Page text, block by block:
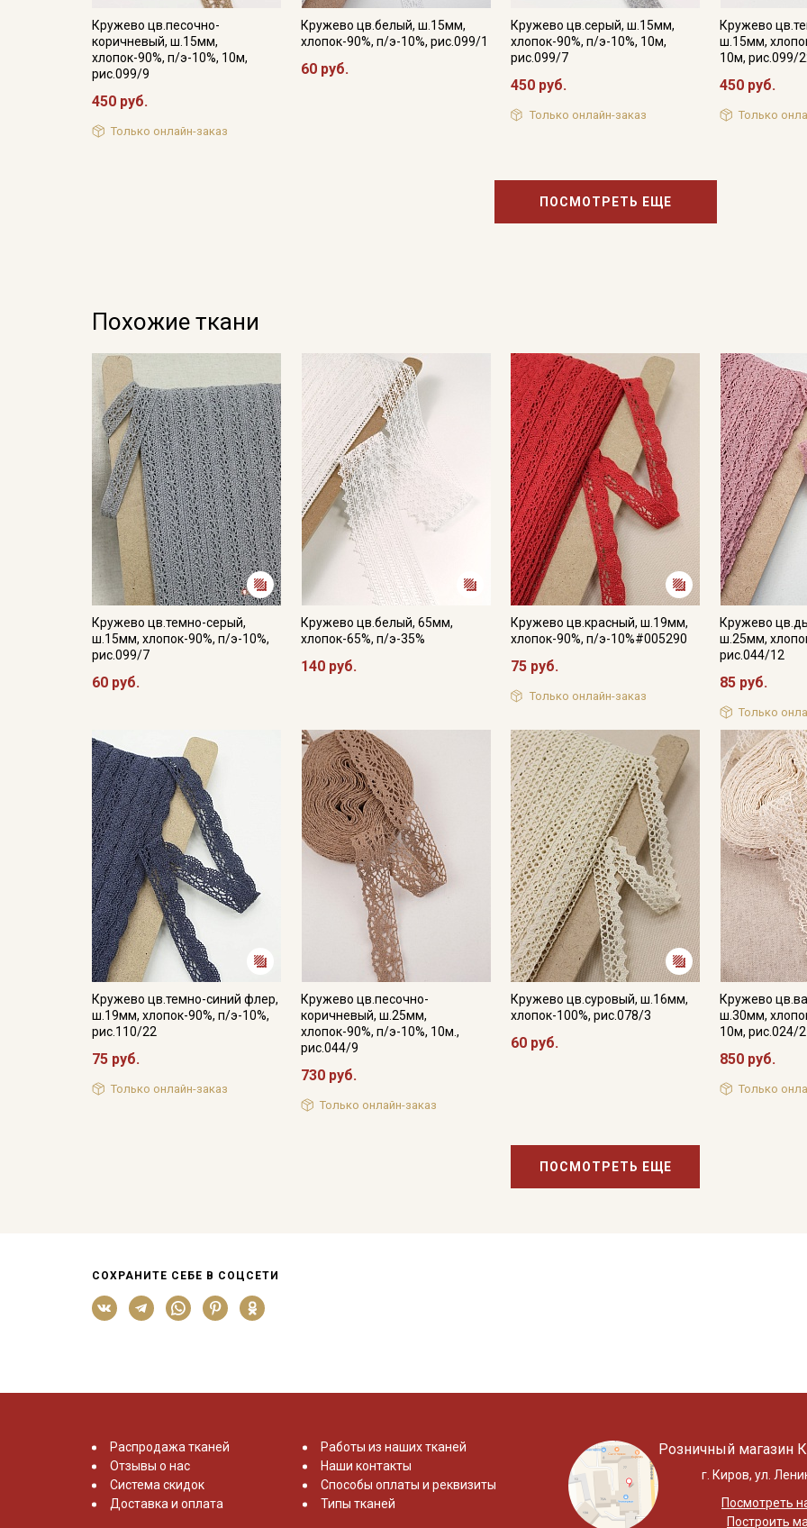
Кружево цв.песочно-
коричневый, ш.15мм,
хлопок-90%, п/э-10%, 10м,
рис.099/9
450 руб.
Только онлайн-заказ
Кружево цв.белый, ш.15мм,
хлопок-90%, п/э-10%, рис.099/1
60 руб.
Кружево цв.серый, ш.15мм,
хлопок-90%, п/э-10%, 10м,
рис.099/7
450 руб.
Только онлайн-заказ
Кружево
ш.15мм,
10м, рис.099/
450 руб.
Только
ПОСМОТРЕТЬ ЕЩЕ
Похожие ткани
Кружево цв.темно-серый,
ш.15мм, хлопок-90%, п/э-10%,
рис.099/7
60 руб.
Кружево цв.белый, 65мм,
хлопок-65%, п/э-35%
140 руб.
Кружево цв.красный, ш.19мм,
хлопок-90%, п/э-10%#005290
75 руб.
Только онлайн-заказ
Кружево
ш.25мм,
рис.044/12
85 руб.
Только
Кружево цв.темно-синий флер,
ш.19мм, хлопок-90%, п/э-10%,
рис.110/22
75 руб.
Только онлайн-заказ
Кружево цв.песочно-
коричневый, ш.25мм,
хлопок-90%, п/э-10%, 10м.,
рис.044/9
730 руб.
Только онлайн-заказ
Кружево цв.суровый, ш.16мм,
хлопок-100%, рис.078/3
60 руб.
Кружево
ш.30мм,
10м, рис.024/2
850 руб.
Только
ПОСМОТРЕТЬ ЕЩЕ
СОХРАНИТЕ СЕБЕ В СОЦСЕТИ
Распродажа тканей
Отзывы о нас
Система скидок
Доставка и оплата
Работы из наших тканей
Наши контакты
Способы оплаты и реквизиты
Типы тканей
Розничный магазин
г. Киров, ул.
Посмотреть
Построить
Подписаться
Ознакомлен(а) с
Политикой обработки персональных
Согласие на получение рекламных и
информационных рассылок